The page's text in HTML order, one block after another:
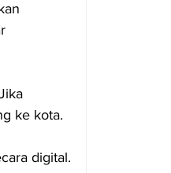
ke kota.
digital.